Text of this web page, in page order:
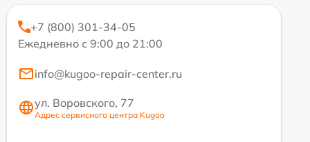
+7 (800) 301-34-05
Ежедневно с 9:00 до 21:00
info@kugoo-repair-center.ru
ул. Воровского, 77
Адрес сервисного центра Kugoo